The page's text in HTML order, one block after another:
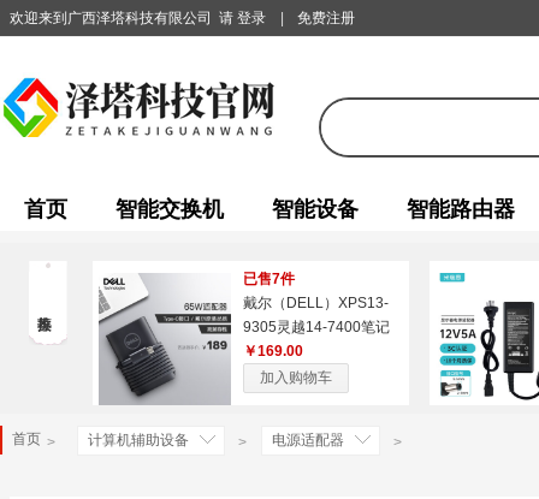
欢迎来到广西泽塔科技有限公司 请 登录 免费注册
首页 智能交换机 智能设备 智能路由器
已售7件
戴尔（DELL）XPS13-
9305灵越14-7400笔记
本电脑电源适配器充电
线原厂配件65W-Type-C
￥169.00
加入购物车
首页 > 计算机辅助设备 > 电源适配器 >